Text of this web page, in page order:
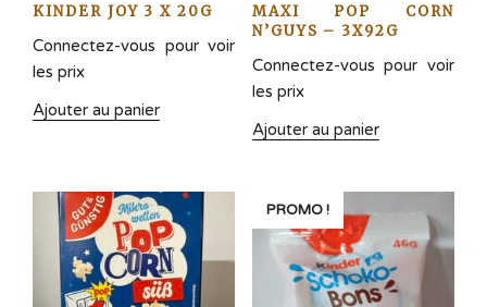
KINDER JOY 3 X 20G
Connectez-vous pour voir
les prix
Ajouter au panier
MAXI POP CORN
N’GUYS – 3X92G
Connectez-vous pour voir
les prix
Ajouter au panier
PROMO !